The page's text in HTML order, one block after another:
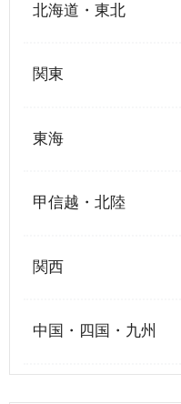
北海道・東北
関東
東海
甲信越・北陸
関西
中国・四国・九州